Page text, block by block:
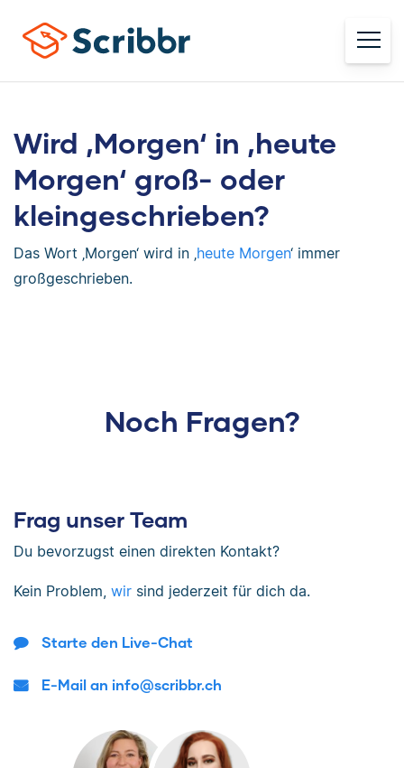
Wird ‚Morgen‘ in ‚heute
Morgen‘ groß- oder
kleingeschrieben?
Das Wort ‚Morgen‘ wird in ‚heute Morgen‘ immer
großgeschrieben.
Noch Fragen?
Frag unser Team
Du bevorzugst einen direkten Kontakt?
Kein Problem, wir sind jederzeit für dich da.
Starte den Live-Chat
E-Mail an info@scribbr.ch